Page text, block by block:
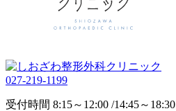
027-219-1199
受付時間 8:15～12:00 /14:45～18:30